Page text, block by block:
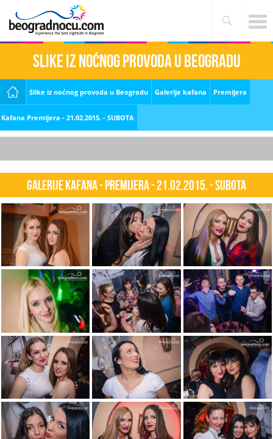
Slike iz noćnog provoda u Beogradu
Slike iz noćnog provoda u Beogradu Galerije kafana Premijera
Kafana Premijera - 21.02.2015. - SUBOTA
Galerije kafana - Premijera - 21.02.2015. - SUBOTA